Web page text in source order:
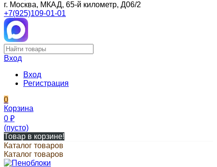
г. Москва, МКАД, 65-й километр, Д06/2
+7(925)109-01-01
Вход
Вход
Регистрация
0
Корзина
0 ₽
(пусто)
Товар в корзине!
Каталог товаров
Каталог товаров